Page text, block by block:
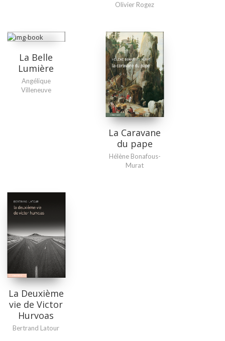
Olivier Rogez
La Belle
Lumière
Angélique
Villeneuve
La Caravane
du pape
Hélène Bonafous-
Murat
La Deuxième
vie de Victor
Hurvoas
Bertrand Latour